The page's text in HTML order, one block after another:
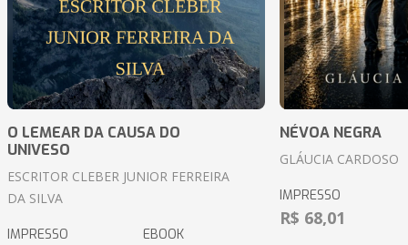
O LEMEAR DA CAUSA DO
UNIVESO
ESCRITOR CLEBER JUNIOR FERREIRA
DA SILVA
IMPRESSO EBOOK
NÉVOA NEGRA
GLÁUCIA CARDOSO
IMPRESSO
R$ 68,01